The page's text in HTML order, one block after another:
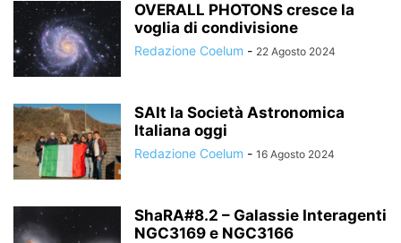
OVERALL PHOTONS cresce la
voglia di condivisione
Redazione Coelum - 22 Agosto 2024
SAIt la Società Astronomica
Italiana oggi
Redazione Coelum - 16 Agosto 2024
ShaRA#8.2 – Galassie Interagenti
NGC3169 e NGC3166